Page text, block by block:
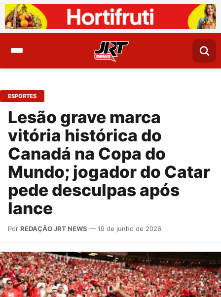
ESPORTES
Lesão grave marca
vitória histórica do
Canadá na Copa do
Mundo; jogador do Catar
pede desculpas após
lance
Por REDAÇÃO JRT NEWS — 19 de junho de 2026